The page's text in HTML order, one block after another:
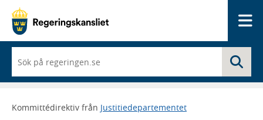
du
börjar
skriva
framträder
Kommittédirektiv från Justitiedepartementet